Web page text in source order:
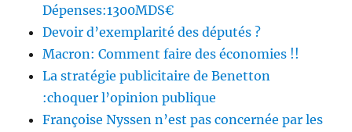
Dépenses:1300MDS€
Devoir d’exemplarité des députés ?
Macron: Comment faire des économies !!
La stratégie publicitaire de Benetton
:choquer l’opinion publique
Françoise Nyssen n’est pas concernée par les